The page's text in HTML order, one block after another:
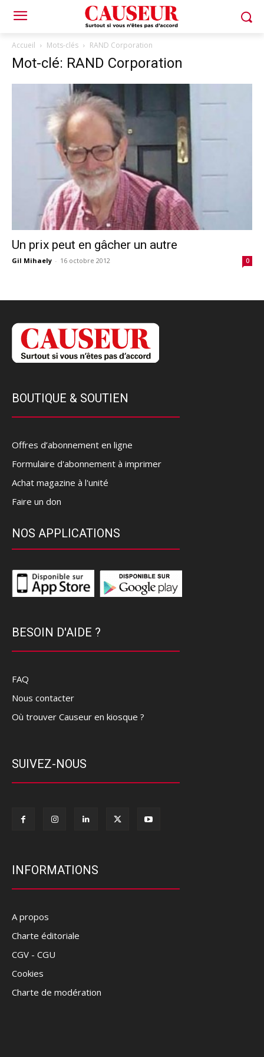
Accueil Mots-clés RAND Corporation
Mot-clé: RAND Corporation
Un prix peut en gâcher un autre
Gil Mihaely - 16 octobre 2012 0
BOUTIQUE & SOUTIEN
Offres d’abonnement en ligne
Formulaire d'abonnement à imprimer
Achat magazine à l'unité
Faire un don
NOS APPLICATIONS
BESOIN D'AIDE ?
FAQ
Nous contacter
Où trouver Causeur en kiosque ?
SUIVEZ-NOUS
INFORMATIONS
A propos
Charte éditoriale
CGV - CGU
Cookies
Charte de modération